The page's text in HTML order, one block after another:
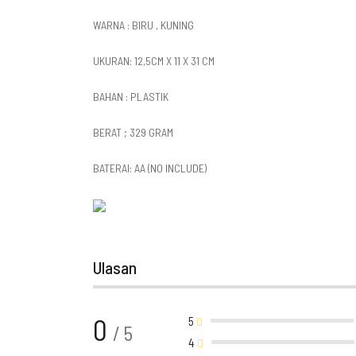
WARNA : BIRU , KUNING
UKURAN: 12,5CM X 11 X 31 CM
BAHAN : PLASTIK
BERAT ; 329 GRAM
BATERAI: AA (NO INCLUDE)
Ulasan
0 / 5
5
4